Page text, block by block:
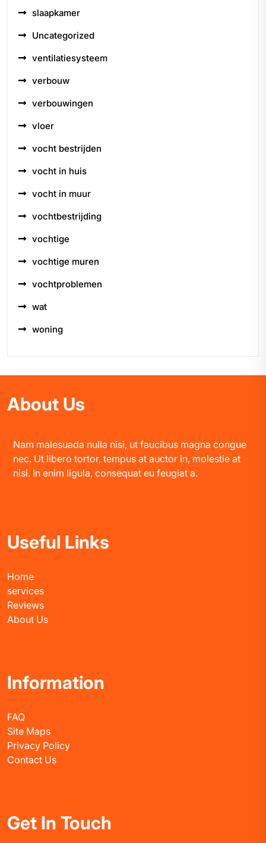
slaapkamer
Uncategorized
ventilatiesysteem
verbouw
verbouwingen
vloer
vocht bestrijden
vocht in huis
vocht in muur
vochtbestrijding
vochtige
vochtige muren
vochtproblemen
wat
woning
About Us
Nam malesuada nulla nisi, ut faucibus magna congue
nec. Ut libero tortor, tempus at auctor in, molestie at
nisi. In enim ligula, consequat eu feugiat a.
Useful Links
Home
services
Reviews
About Us
Information
FAQ
Site Maps
Privacy Policy
Contact Us
Get In Touch